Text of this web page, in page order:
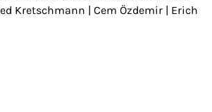
Kretschmann | Cem Özdemir | Erich